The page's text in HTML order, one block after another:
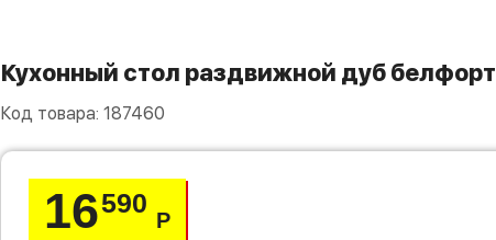
Кухонный стол раздвижной дуб белфорт
Код товара: 187460
16590
Р